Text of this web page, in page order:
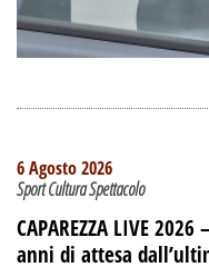
6 Agosto 2026
Sport Cultura Spettacolo
CAPAREZZA LIVE
anni di attesa